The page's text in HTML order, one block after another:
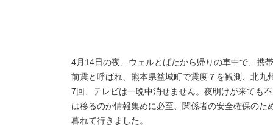
4月14日の夜、ウェルとばたから帰りの車中で、携
前震と呼ばれ、熊本県益城町で震度７を観測、北
7回、テレビは一晩中消せません。夜明けが来ても
は移るのか情報集めに必至、関係者の安全確保の
暮れて行きました。